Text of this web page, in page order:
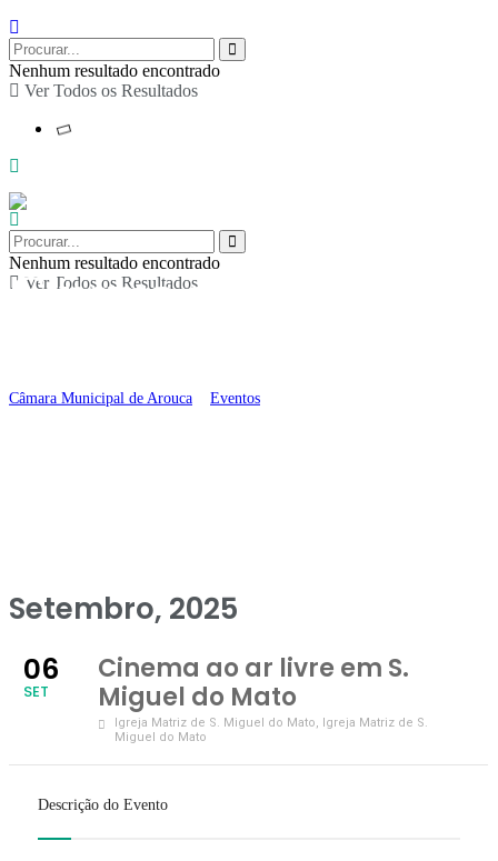
Nenhum resultado encontrado
Ver Todos os Resultados
Nenhum resultado encontrado
Ver Todos os Resultados
Cinema ao ar livre em
Câmara Municipal de Arouca Eventos
Setembro, 2025
06
SET
Cinema ao ar livre em S.
Miguel do Mato
Igreja Matriz de S. Miguel do Mato, Igreja Matriz de S.
Miguel do Mato
Descrição do Evento